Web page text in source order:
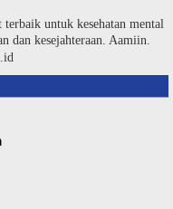
untuk kesehatan mental
dan kesejahteraan. Aamiin.